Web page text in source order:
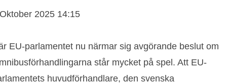
2025 14:15
EU-parlamentet nu närmar sig avgörande beslut om
står mycket på spel. Att EU-
huvudförhandlare, den svenska